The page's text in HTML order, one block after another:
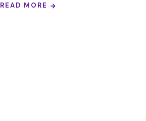
READ MORE